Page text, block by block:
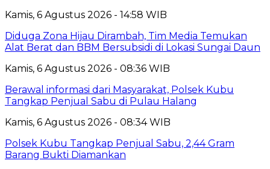
Kamis, 6 Agustus 2026 - 14:58 WIB
Diduga Zona Hijau Dirambah, Tim Media Temukan
Alat Berat dan BBM Bersubsidi di Lokasi Sungai Daun
Kamis, 6 Agustus 2026 - 08:36 WIB
Berawal informasi dari Masyarakat, Polsek Kubu
Tangkap Penjual Sabu di Pulau Halang
Kamis, 6 Agustus 2026 - 08:34 WIB
Polsek Kubu Tangkap Penjual Sabu, 2,44 Gram
Barang Bukti Diamankan